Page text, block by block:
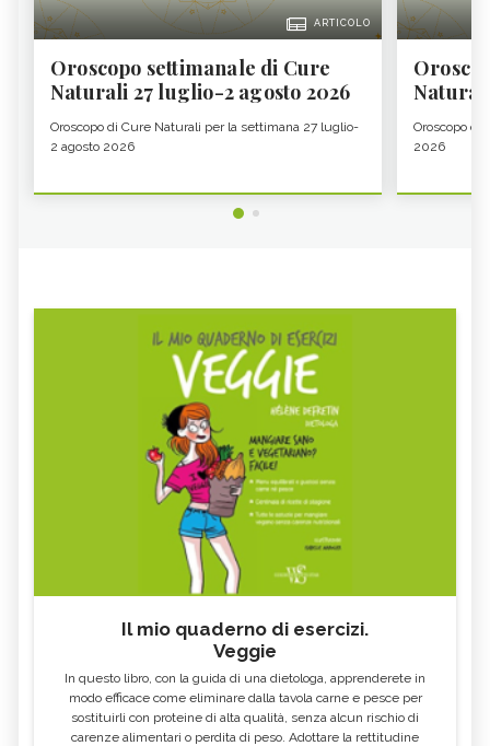
ARTICOLO
Oroscopo settimanale di Cure
Naturali 27 luglio-2 agosto 2026
Oroscopo di Cure Naturali per la settimana 27 luglio-
2 agosto 2026
Oroscopo di
2026
Il mio quaderno di esercizi.
Veggie
In questo libro, con la guida di una dietologa, apprenderete in
modo efficace come eliminare dalla tavola carne e pesce per
sostituirli con proteine di alta qualità, senza alcun rischio di
carenze alimentari o perdita di peso. Adottare la rettitudine